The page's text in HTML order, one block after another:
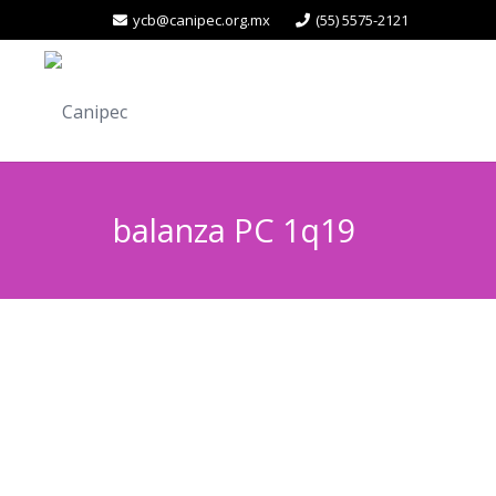
ycb@canipec.org.mx (55) 5575-2121
balanza PC 1q19